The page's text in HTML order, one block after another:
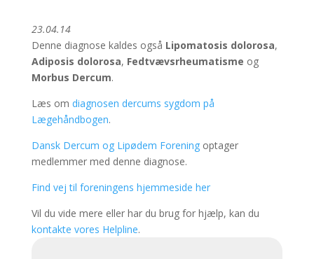
23.04.14
Denne diagnose kaldes også Lipomatosis dolorosa,
Adiposis dolorosa, Fedtvævsrheumatisme og
Morbus Dercum.
Læs om diagnosen dercums sygdom på
Lægehåndbogen.
Dansk Dercum og Lipødem Foreningoptager
medlemmer med denne diagnose.
Find vej til foreningens hjemmeside her
Vil du vide mere eller har du brug for hjælp, kan du
kontakte vores Helpline.